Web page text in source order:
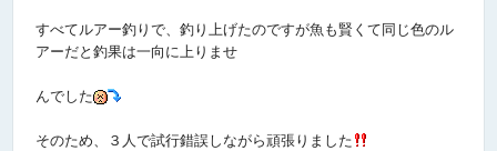
すべてルアー釣りで、釣り上げたのですが魚も賢くて同じ色のル
アーだと釣果は一向に上りませ
んでした
そのため、３人で試行錯誤しながら頑張りました